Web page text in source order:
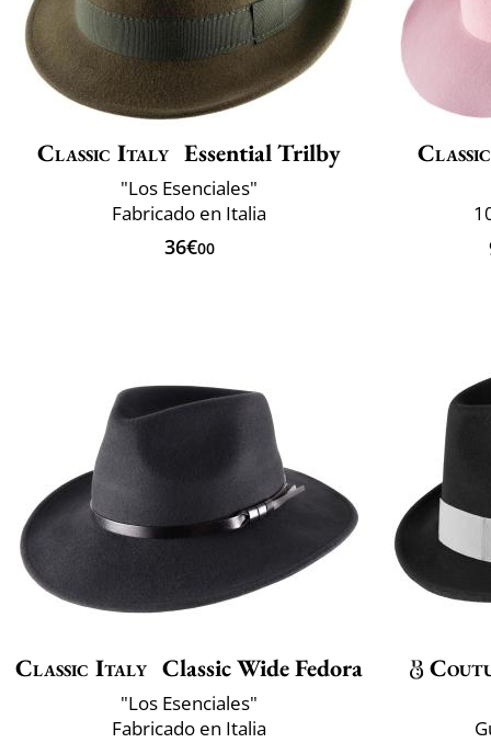
Classic Italy Essential Trilby
"Los Esenciales"
Fabricado en Italia
36€00
Classic Italy Classic Wide Fedora
"Los Esenciales"
Fabricado en Italia